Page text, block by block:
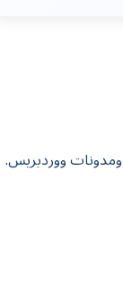
ووردبريس.